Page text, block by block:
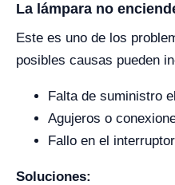
La lámpara no
Este es uno de los
posibles causas pueden
Falta de suministro
Agujeros o
Fallo en el
Soluciones: